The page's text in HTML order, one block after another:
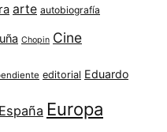
arte autobiografía
Chopin Cine
editorial Eduardo
España Europa